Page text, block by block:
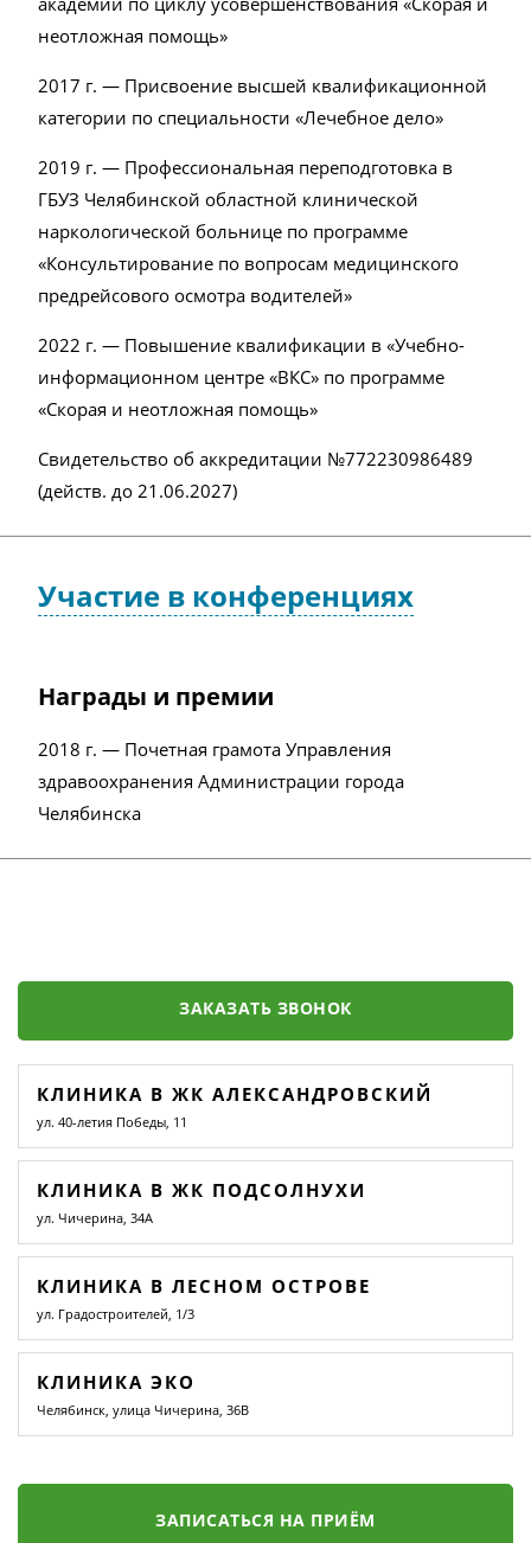
неотложная помощь»
2017 г. — Присвоение высшей квалификационной
категории по специальности «Лечебное дело»
2019 г. — Профессиональная переподготовка в
ГБУЗ Челябинской областной клинической
наркологической больнице по программе
«Консультирование по вопросам медицинского
предрейсового осмотра водителей»
2022 г. — Повышение квалификации в «Учебно-
информационном центре «ВКС» по программе
«Скорая и неотложная помощь»
Свидетельство об аккредитации №772230986489
(действ. до 21.06.2027)
Участие в конференциях
Награды и премии
2018 г. — Почетная грамота Управления
здравоохранения Администрации города
Челябинска
ЗАКАЗАТЬ ЗВОНОК
КЛИНИКА В ЖК АЛЕКСАНДРОВСКИЙ
ул. 40-летия Победы, 11
КЛИНИКА В ЖК ПОДСОЛНУХИ
ул. Чичерина, 34А
КЛИНИКА В ЛЕСНОМ ОСТРОВЕ
ул. Градостроителей, 1/3
КЛИНИКА ЭКО
Челябинск, улица Чичерина, 36В
ЗАПИСАТЬСЯ НА ПРИЁМ